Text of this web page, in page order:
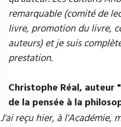
remarquable (comité de
livre, promotion du livre,
auteurs) et je suis
prestation.
Christophe Réal, auteur
de la pensée à la
J'ai reçu hier, à l'Académie,